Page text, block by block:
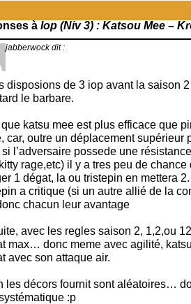
à Iop (Niv 3) : Katsou Mee –
jabberwock dit :
disposions de 3 iop avant la saison
le barbare.
katsu mee est plus efficace que
car, outre un déplacement supérieur
si l’adversaire possede une
rage,etc) il y a tres peu de
1 dégat, la ou tristepin en mettera
a critique (si un autre allié de la
chacun leur avantage
avec les regles saison 2, 1,2,ou
max… donc meme avec agilité,
avec son attaque air.
les décors fournit sont aléatoires…
:p